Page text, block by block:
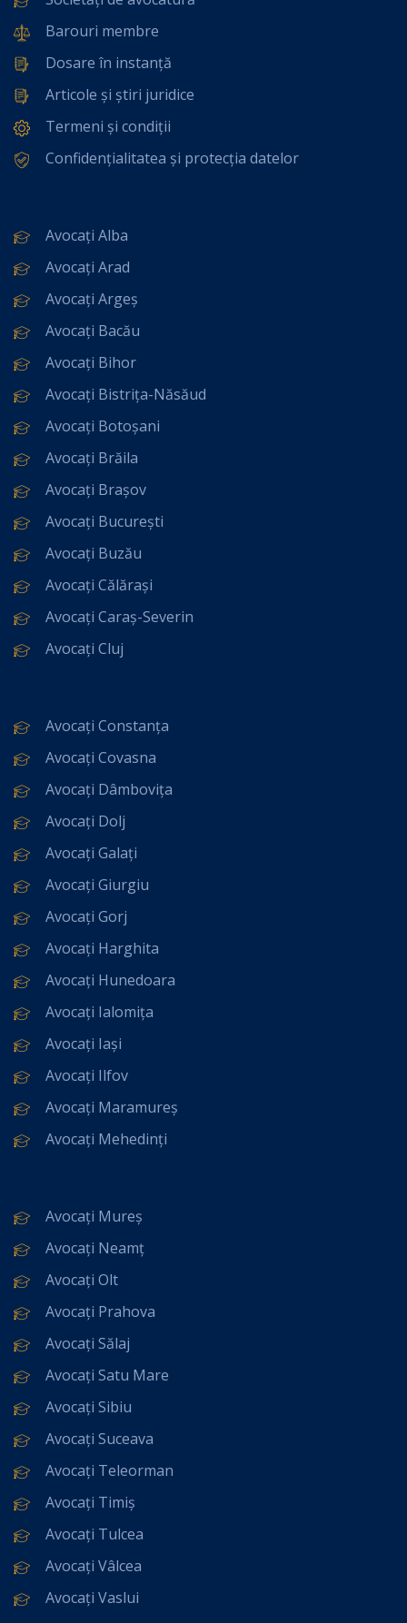
Barouri membre
Dosare în instanță
Articole și știri juridice
Termeni și condiții
Confidențialitatea și protecția datelor
Avocați Alba
Avocați Arad
Avocați Argeș
Avocați Bacău
Avocați Bihor
Avocați Bistrița-Năsăud
Avocați Botoșani
Avocați Brăila
Avocați Brașov
Avocați București
Avocați Buzău
Avocați Călărași
Avocați Caraș-Severin
Avocați Cluj
Avocați Constanța
Avocați Covasna
Avocați Dâmbovița
Avocați Dolj
Avocați Galați
Avocați Giurgiu
Avocați Gorj
Avocați Harghita
Avocați Hunedoara
Avocați Ialomița
Avocați Iași
Avocați Ilfov
Avocați Maramureș
Avocați Mehedinți
Avocați Mureș
Avocați Neamț
Avocați Olt
Avocați Prahova
Avocați Sălaj
Avocați Satu Mare
Avocați Sibiu
Avocați Suceava
Avocați Teleorman
Avocați Timiș
Avocați Tulcea
Avocați Vâlcea
Avocați Vaslui